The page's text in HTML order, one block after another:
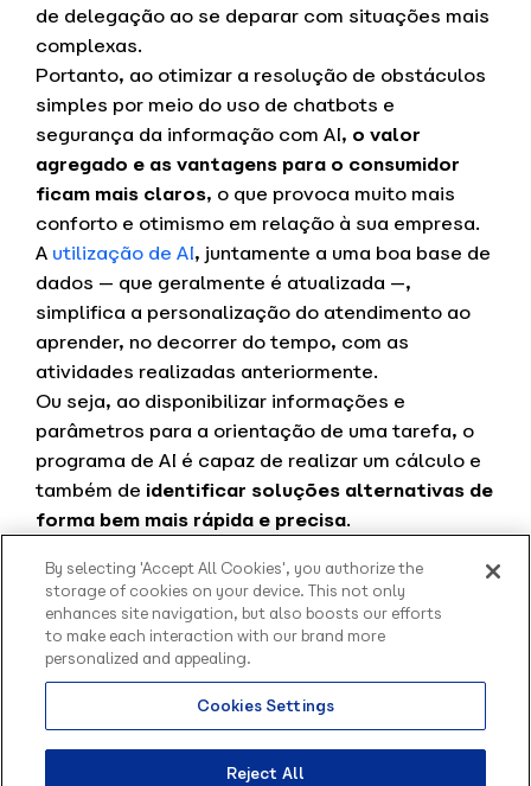
de delegação ao se deparar com situações mais
complexas.
Portanto, ao otimizar a resolução de obstáculos
simples por meio do uso de chatbots e
segurança da informação com AI, o valor
agregado e as vantagens para o consumidor
ficam mais claros, o que provoca muito mais
conforto e otimismo em relação à sua empresa.
A utilização de AI, juntamente a uma boa base de
dados — que geralmente é atualizada —,
simplifica a personalização do atendimento ao
aprender, no decorrer do tempo, com as
atividades realizadas anteriormente.
Ou seja, ao disponibilizar informações e
parâmetros para a orientação de uma tarefa, o
programa de AI é capaz de realizar um cálculo e
também de identificar soluções alternativas de
forma bem mais rápida e precisa.
podem tornar as interações em todos os pontos
de contato em uma experiência eficaz, intuitiva e
rápida.
Essas soluções otimizam o tempo e o lucro das
empresas, além de melhorarem a atuação de
seus funcionários. Organizações que se adaptam
às inovações e utilizam essas tecnologias em
By selecting 'Accept All Cookies', you authorize the
storage of cookies on your device. This not only
enhances site navigation, but also boosts our efforts
to make each interaction with our brand more
personalized and appealing.
Cookies Settings
Reject All
Olá, sou o Contato
inteligente da Blip.
Como posso te ajudar?